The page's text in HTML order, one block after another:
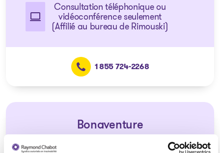
Consultation téléphonique ou
vidéoconférence seulement
(Affilié au bureau de Rimouski)
1 855 724-2268
Bonaventure
Consultation téléphonique ou